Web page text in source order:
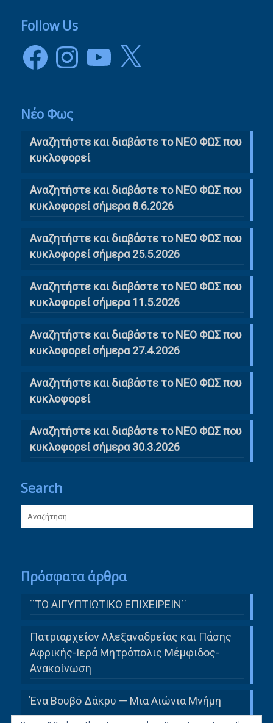
Follow Us
FacebookInstagramYouTube
X
Νέο Φως
Αναζητήστε και διαβάστε το NΕΟ ΦΩΣ που
κυκλοφορεί
Αναζητήστε και διαβάστε το ΝΕΟ ΦΩΣ που
κυκλοφορεί σήμερα 8.6.2026
Αναζητήστε και διαβάστε το ΝΕΟ ΦΩΣ που
κυκλοφορεί σήμερα 25.5.2026
Αναζητήστε και διαβάστε το ΝΕΟ ΦΩΣ που
κυκλοφορεί σήμερα 11.5.2026
Αναζητήστε και διαβάστε το ΝΕΟ ΦΩΣ που
κυκλοφορεί σήμερα 27.4.2026
Αναζητήστε και διαβάστε το ΝΕΟ ΦΩΣ που
κυκλοφορεί
Αναζητήστε και διαβάστε το ΝΕΟ ΦΩΣ που
κυκλοφορεί σήμερα 30.3.2026
Search
Πρόσφατα άρθρα
¨ΤΟ ΑΙΓΥΠΤΙΩΤΙΚΟ ΕΠΙΧΕΙΡΕΙΝ¨
Πατριαρχείον Αλεξαναδρείας και Πάσης
Αφρικής-Ιερά Μητρόπολις Μέμφιδος-
Ανακοίνωση
Ένα Βουβό Δάκρυ — Μια Αιώνια Μνήμη